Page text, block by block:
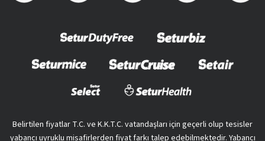
Belirtilen fiyatlar T.C. ve K.K.T.C. vatandaşları için geçerli olup tesisler
yabancı uyruklu misafirlerden fiyat farkı talep edebilmektedir. Yabancı